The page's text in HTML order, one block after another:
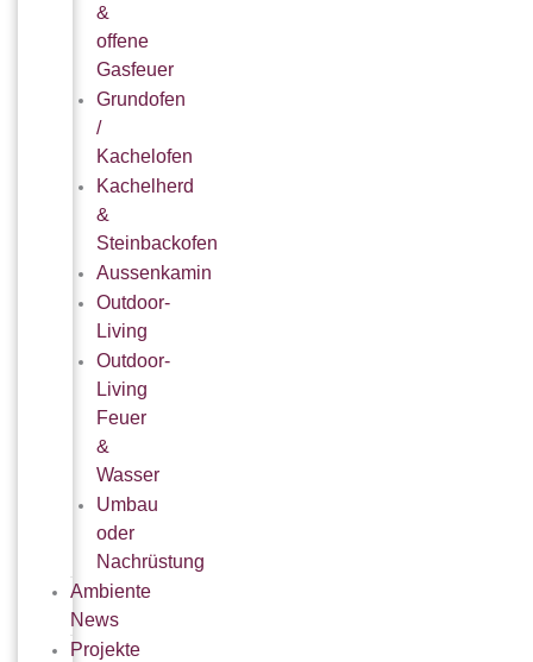
&
offene
Gasfeuer
Grundofen
/
Kachelofen
Kachelherd
&
Steinbackofen
Aussenkamin
Outdoor-
Living
Outdoor-
Living
Feuer
&
Wasser
Umbau
oder
Nachrüstung
Ambiente
News
Projekte